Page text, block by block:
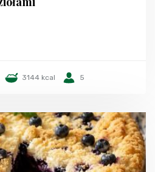
3144 kcal 5